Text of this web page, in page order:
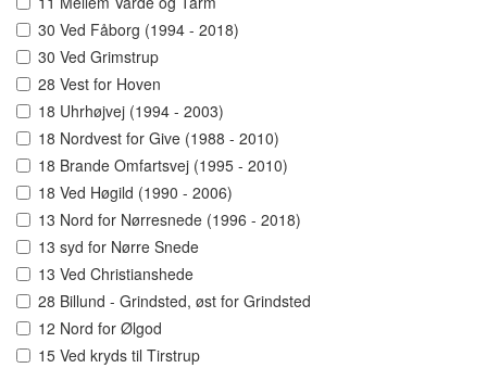
30 Ved Fåborg (1994 - 2018)
30 Ved Grimstrup
28 Vest for Hoven
18 Uhrhøjvej (1994 - 2003)
18 Nordvest for Give (1988 - 2010)
18 Brande Omfartsvej (1995 - 2010)
18 Ved Høgild (1990 - 2006)
13 Nord for Nørresnede (1996 - 2018)
13 syd for Nørre Snede
13 Ved Christianshede
28 Billund - Grindsted, øst for Grindsted
12 Nord for Ølgod
15 Ved kryds til Tirstrup